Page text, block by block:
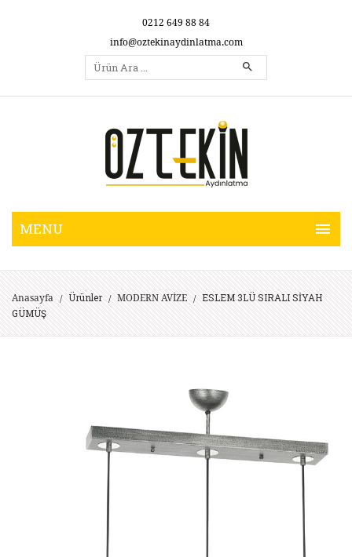
0212 649 88 84
info@oztekinaydinlatma.com
Anasayfa / Ürünler / MODERN AVİZE / ESLEM 3LÜ SIRALI SİYAH
GÜMÜŞ